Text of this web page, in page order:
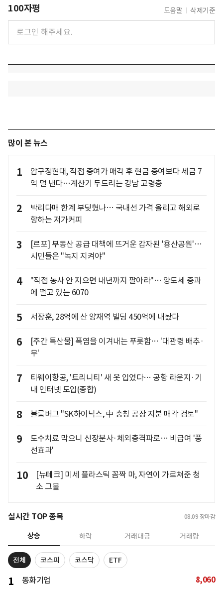
100자평 도움말 삭제기준
많이 본 뉴스
1
압구정현대, 직접 증여가 매각 후 현금 증여보다 세금 7
억 덜 낸다…계산기 두드리는 강남 고령층
2
박리다매 한계 부딪혔나… 국내선 가격 올리고 해외로
향하는 저가커피
3
[르포] 부동산 공급 대책에 뜨거운 감자된 '용산공원'…
시민들은 "녹지 지켜야"
4
"직접 농사 안 지으면 내년까지 팔아라"… 양도세 중과
에 떨고 있는 6070
5 서장훈, 28억에 산 양재역 빌딩 450억에 내놨다
6
[주간 특산물] 폭염을 이겨내는 푸릇함… '대관령 배추·
무'
7
티웨이항공, '트리니티' 새 옷 입었다… 공항 라운지·기
내 인터넷 도입(종합)
8 블룸버그 "SK하이닉스, 中 충칭 공장 지분 매각 검토"
9
도수치료 막으니 신장분사·체외충격파로… 비급여 '풍
선효과'
10
[뉴테크] 미세 플라스틱 꼼짝 마, 자연이 가르쳐준 청
소 그물
실시간 TOP 종목 08.09 장마감
상승 하락 거래대금 거래량
전체 코스피 코스닥 ETF
1 동화기업 8,060